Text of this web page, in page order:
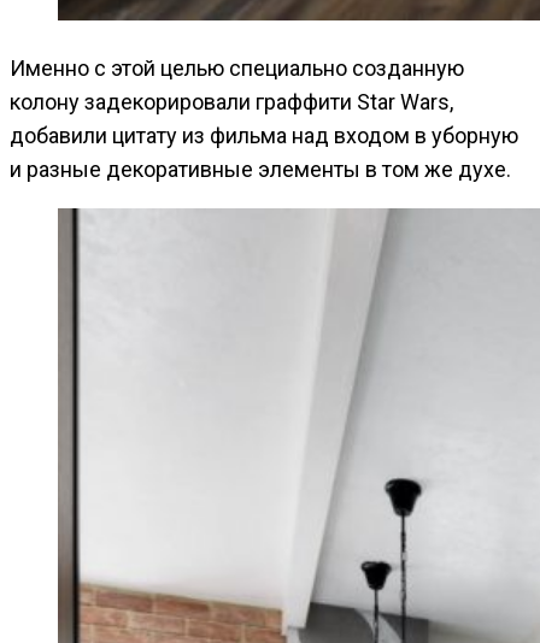
Именно с этой целью специально созданную
колону задекорировали граффити Star Wars,
добавили цитату из фильма над входом в уборную
и разные декоративные элементы в том же духе.